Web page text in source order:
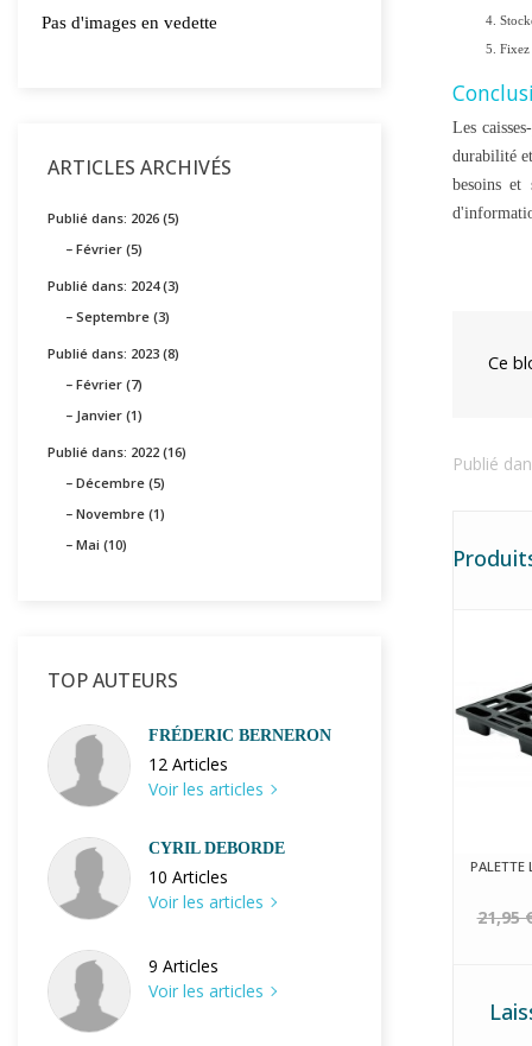
Pas d'images en vedette
ARTICLES ARCHIVÉS
Publié dans: 2026 (5)
Février (5)
Publié dans: 2024 (3)
Septembre (3)
Publié dans: 2023 (8)
Février (7)
Janvier (1)
Publié dans: 2022 (16)
Décembre (5)
Novembre (1)
Mai (10)
TOP AUTEURS
FRÉDERIC BERNERON
12 Articles
Voir les articles
CYRIL DEBORDE
10 Articles
Voir les articles
9 Articles
Voir les articles
Fixez
Les
durabilité
besoins et
Ce
Publié
PALETTE
21,95